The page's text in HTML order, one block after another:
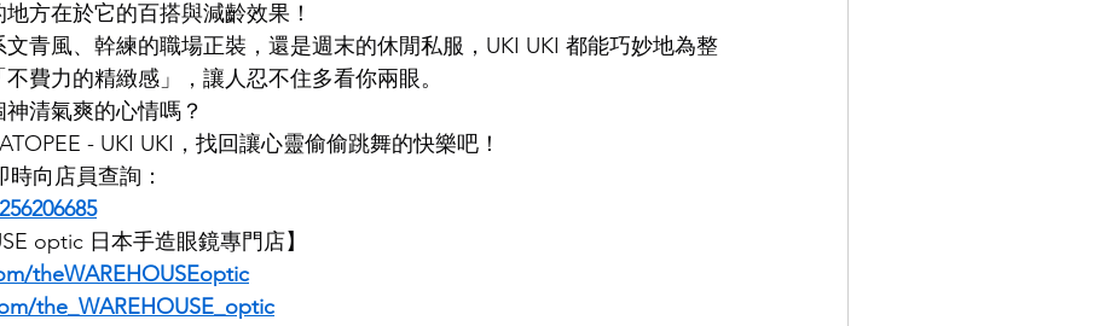
方在於它的百搭與減齡效果！
青風、幹練的職場正裝，還是週末的休閒私服，UKI UKI 都能巧妙地為整
費力的精緻感」，讓人忍不住多看你兩眼。
清氣爽的心情嗎？
- UKI UKI，找回讓心靈偷偷跳舞的快樂吧！
時向店員查詢：
optic 日本手造眼鏡專門店】
theWAREHOUSEoptic
the_WAREHOUSE_optic